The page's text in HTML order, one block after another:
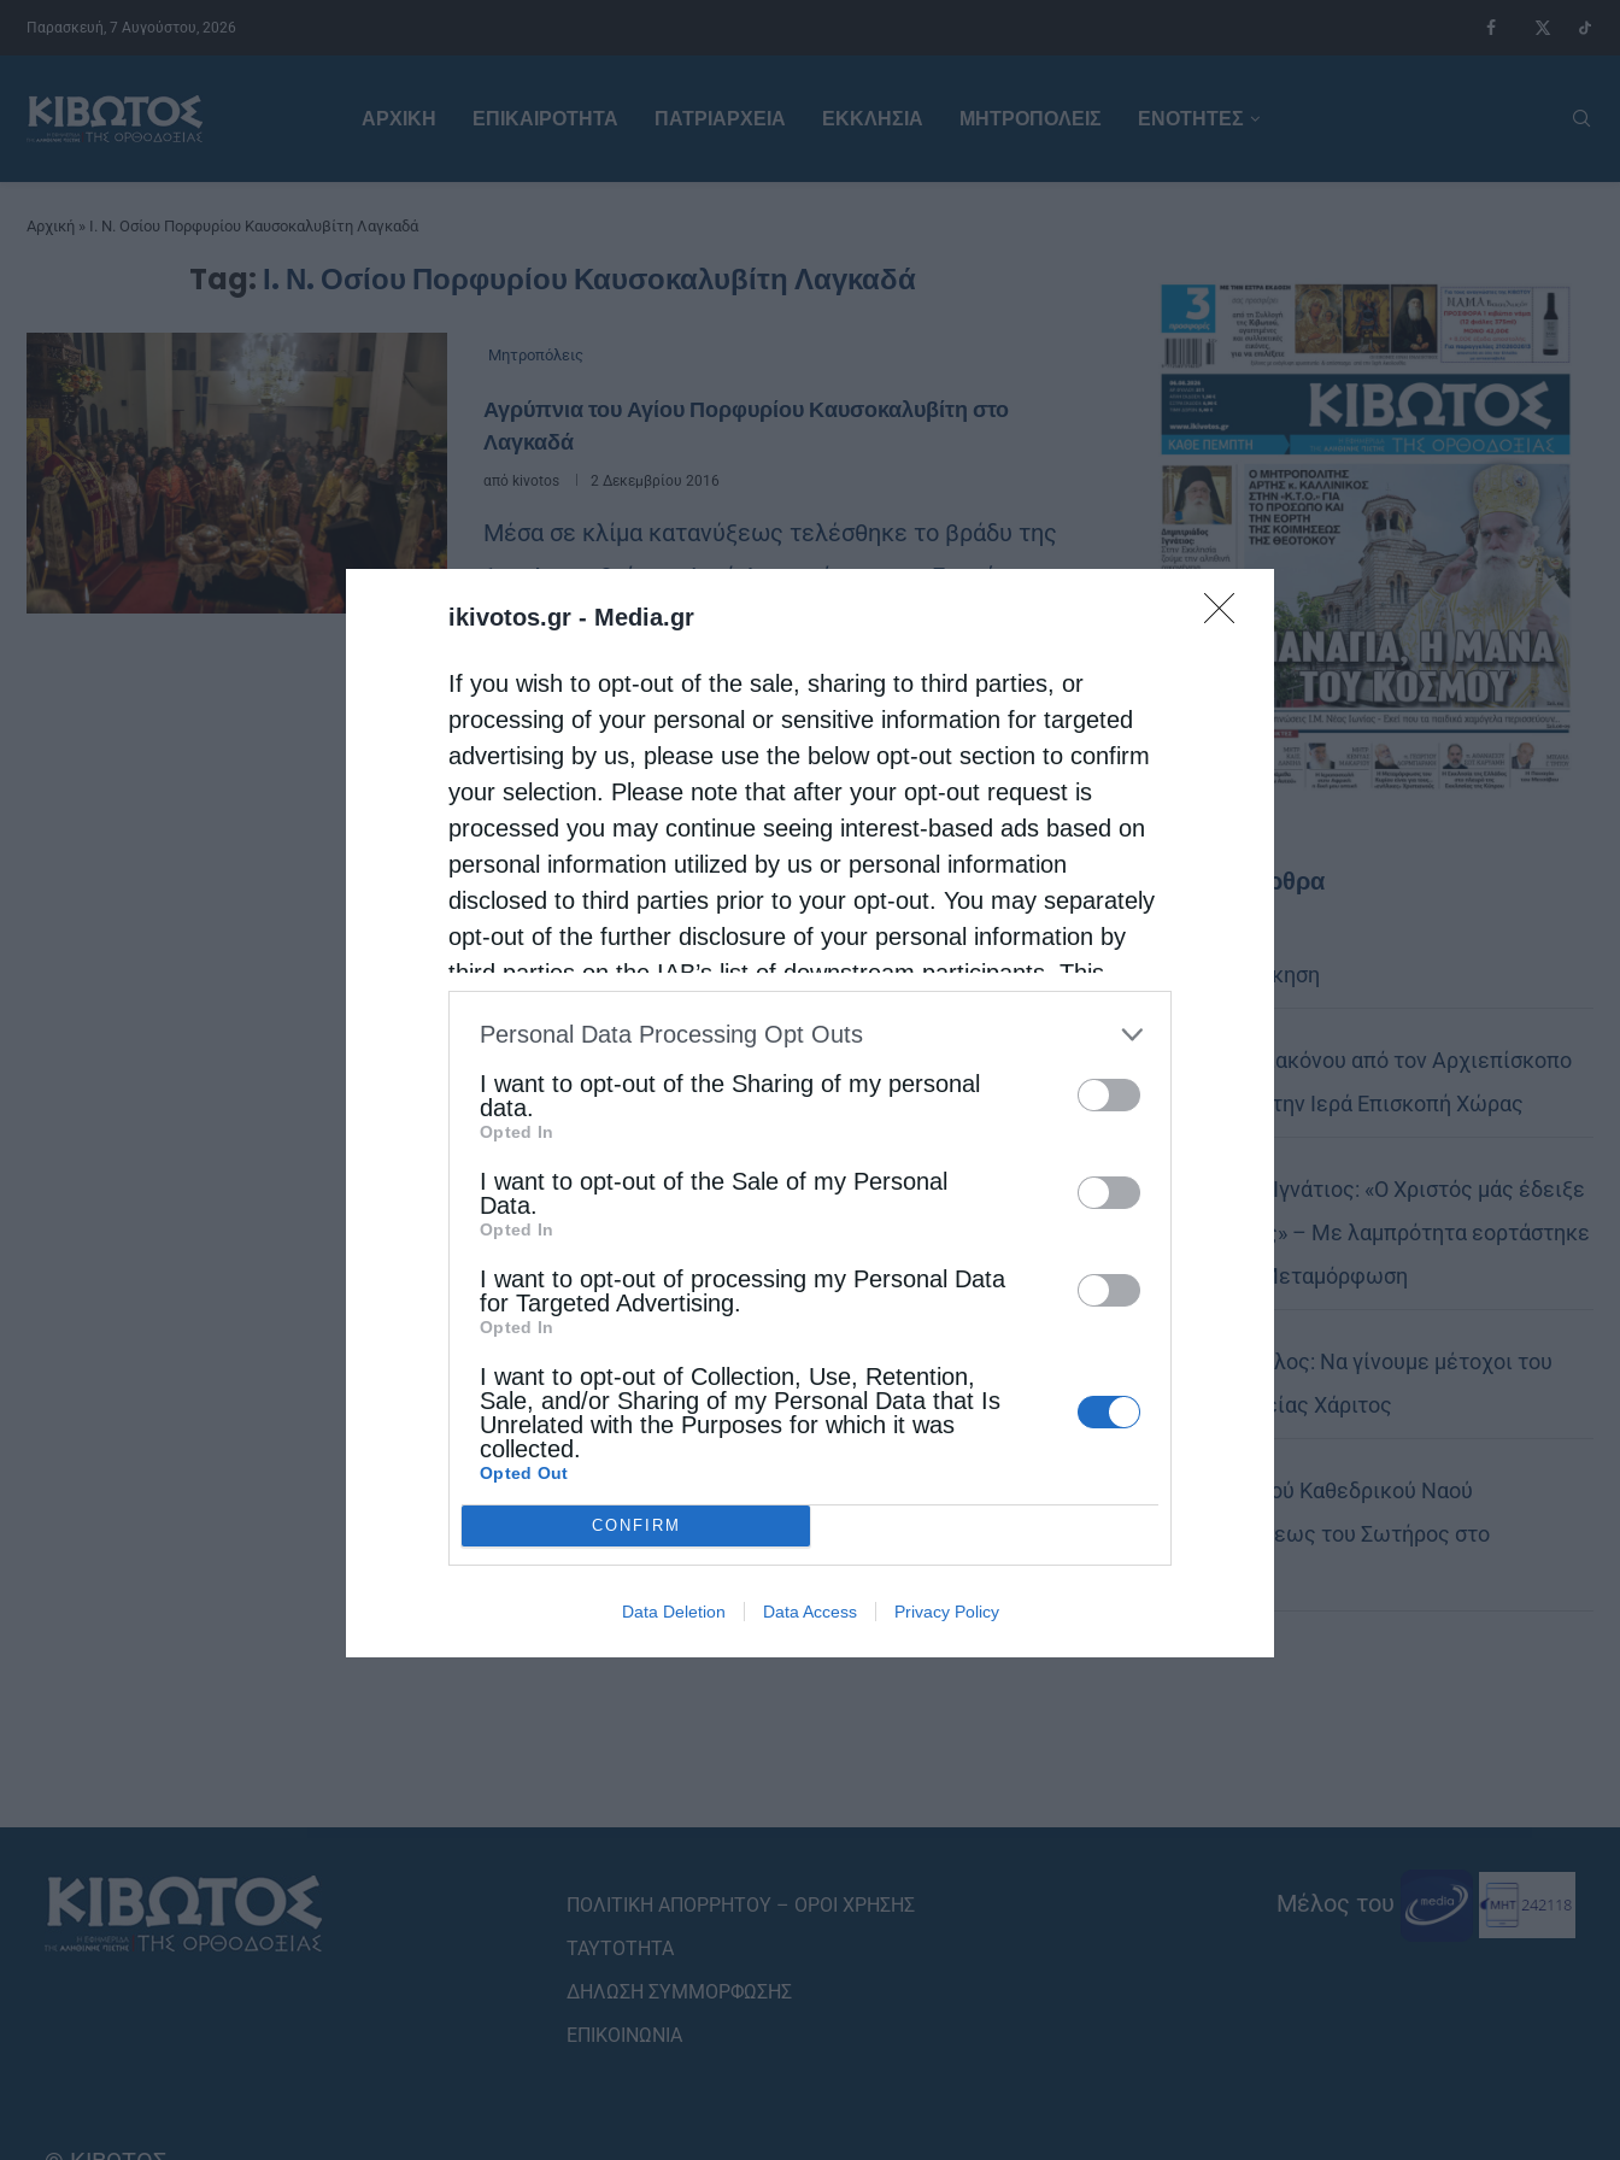
ikivotos.gr - Media.gr
If you wish to opt-out of the sale, sharing to third parties, or
processing of your personal or sensitive information for targeted
advertising by us, please use the below opt-out section to confirm
your selection. Please note that after your opt-out request is
processed you may continue seeing interest-based ads based on
personal information utilized by us or personal information
disclosed to third parties prior to your opt-out. You may separately
opt-out of the further disclosure of your personal information by
third parties on the IAB’s list of downstream participants. This
IAB’s List of Downstream Participantsthat may further disclose it to
other third parties.
Personal Data Processing Opt Outs
I want to opt-out of the Sharing of my personal
data.
Opted In
I want to opt-out of the Sale of my Personal
Data.
Opted In
I want to opt-out of processing my Personal Data
for Targeted Advertising.
Opted In
I want to opt-out of Collection, Use, Retention,
Sale, and/or Sharing of my Personal Data that Is
Unrelated with the Purposes for which it was
collected.
Opted Out
CONFIRM
Data Deletion Data Access Privacy Policy
Παρασκευή, 7 Αυγούστου, 2026
ΑΡΧΙΚΉ ΕΠΙΚΑΙΡΌΤΗΤΑ ΠΑΤΡΙΑΡΧΕΊΑ ΕΚΚΛΗΣΊΑ ΜΗΤΡΟΠΌΛΕΙΣ ΕΝΟΤΗΤΕΣ
Αρχική » Ι. Ν. Οσίου Πορφυρίου Καυσοκαλυβίτη Λαγκαδά
Tag: Ι. Ν. Οσίου Πορφυρίου Καυσοκαλυβίτη Λαγκαδά
Μητροπόλεις
Αγρύπνια του Αγίου Πορφυρίου Καυσοκαλυβίτη στο
Λαγκαδά
από kivotos 2 Δεκεμβρίου 2016
Μέσα σε κλίμα κατανύξεως τελέσθηκε το βράδυ της
1ης Δεκεμβρίου, η Ιερά Αγρυπνία για την Εορτή του
Οσίου Πατρός ημών Πορφυρίου του Καυσοκαλυβίτου,
Λαγκαδά, Λητής και …
Τελευταία άρθρα
Κακό και εκδίκηση
Χειροτονία Διακόνου από τον Αρχιεπίσκοπο
Αυστραλίας στην Ιερά Επισκοπή Χώρας
Δημητριάδος Ιγνάτιος: «Ο Χριστός μάς έδειξε
το μέλλον μας» – Με λαμπρότητα εορτάστηκε
στον Βόλο η Μεταμόρφωση
Κορίνθου Παύλος: Να γίνουμε μέτοχοι του
φωτός της Θείας Χάριτος
Πανήγυρη Ιερού Καθεδρικού Ναού
Μεταμορφώσεως του Σωτήρος στο
ΠΟΛΙΤΙΚΗ ΑΠΟΡΡΗΤΟΥ – ΟΡΟΙ ΧΡΗΣΗΣ
ΤΑΥΤΟΤΗΤΑ
ΔΗΛΩΣΗ ΣΥΜΜΟΡΦΩΣΗΣ
ΕΠΙΚΟΙΝΩΝΙΑ
Μέλος του